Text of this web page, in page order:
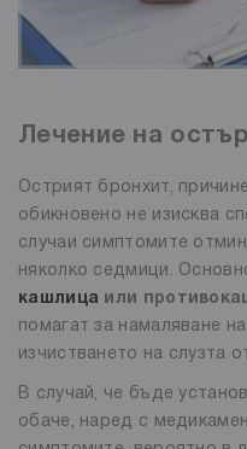
Лечение на
Острият бронхит,
обикновено не изисква
случаи симптомите
няколко седмици.
кашлица или
помагат за намаляване
изчистването на слузта
В случай, че бъде
обаче, наред с